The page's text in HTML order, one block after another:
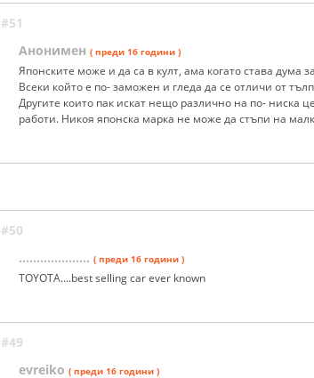
#51
Анонимен ( преди 16 години )
Японските може и да са в култ, ама когато става дума
Всеки който е по- заможен и гледа да се отличи от
Другите които пак искат нещо различно на по- ниска
работи. Никоя японска марка не може да стъпи на
#50
.................... ( преди 16 години )
TOYOTA....best selling car ever known
#49
evreiko ( преди 16 години )